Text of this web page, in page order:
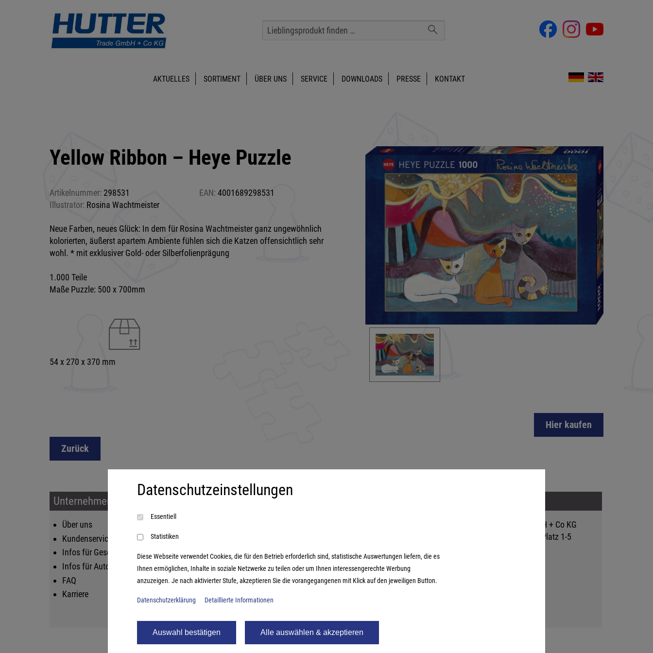
AKTUELLES SORTIMENT ÜBER UNS SERVICE DOWNLOADS PRESSE KONTAKT
Yellow Ribbon – Heye Puzzle
Artikelnummer: 298531 EAN: 4001689298531
Illustrator: Rosina Wachtmeister
Neue Farben, neues Glück: In dem für Rosina Wachtmeister ganz ungewöhnlich
kolorierten, äußerst apartem Ambiente fühlen sich die Katzen offensichtlich sehr
wohl. * mit exklusiver Gold- oder Silberfolienprägung
1.000 Teile
Maße Puzzle: 500 x 700mm
54 x 270 x 370 mm
Hier kaufen
Zurück
Unternehmen & Service
Über uns
Kundenservice
Infos für Geschäftskunden
Infos für Autoren
FAQ
Karriere
Strategiespiele
Lifestyle-Spiele
Logikspiele
Datenschutzerklärung
Hutter Trade GmbH + Co KG
Bgm.-Landmann-Platz 1-5
Datenschutzeinstellungen
Essentiell
Statistiken
Diese Webseite verwendet Cookies, die für den Betrieb erforderlich sind, statistische Auswertungen liefern, die es
Ihnen ermöglichen, Inhalte in soziale Netzwerke zu teilen oder um Ihnen interessengerechte Werbung
anzuzeigen. Je nach aktivierter Stufe, akzeptieren Sie die vorangegangenen mit Klick auf den jeweiligen Button.
Datenschutzerklärung Detaillierte Informationen
Auswahl bestätigen Alle auswählen & akzeptieren